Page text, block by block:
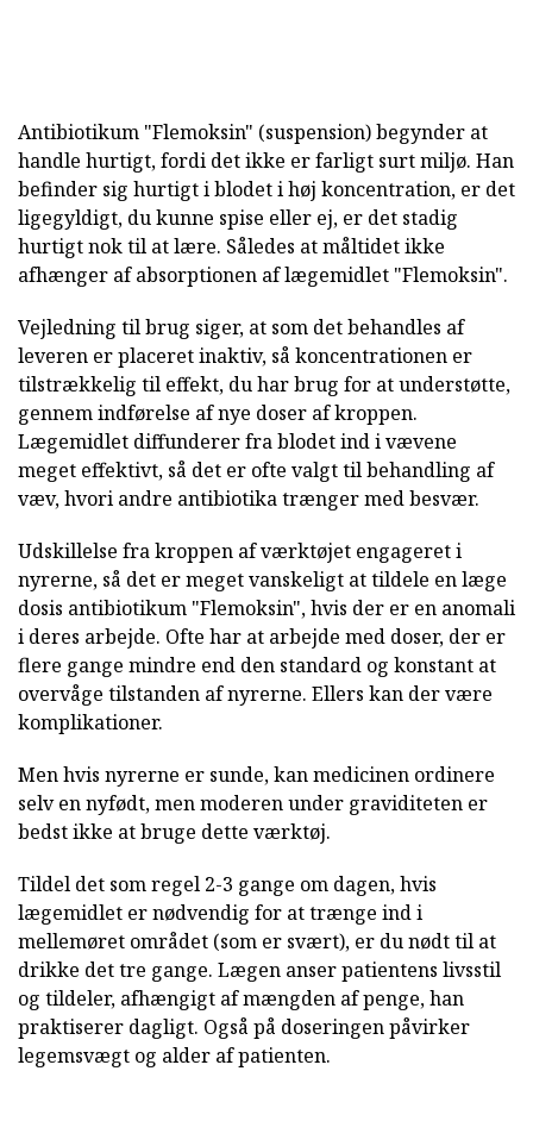
Antibiotikum "Flemoksin" (suspension) begynder at
handle hurtigt, fordi det ikke er farligt surt miljø. Han
befinder sig hurtigt i blodet i høj koncentration, er det
ligegyldigt, du kunne spise eller ej, er det stadig
hurtigt nok til at lære. Således at måltidet ikke
afhænger af absorptionen af lægemidlet "Flemoksin".
Vejledning til brug siger, at som det behandles af
leveren er placeret inaktiv, så koncentrationen er
tilstrækkelig til effekt, du har brug for at understøtte,
gennem indførelse af nye doser af kroppen.
Lægemidlet diffunderer fra blodet ind i vævene
meget effektivt, så det er ofte valgt til behandling af
væv, hvori andre antibiotika trænger med besvær.
Udskillelse fra kroppen af værktøjet engageret i
nyrerne, så det er meget vanskeligt at tildele en læge
dosis antibiotikum "Flemoksin", hvis der er en anomali
i deres arbejde. Ofte har at arbejde med doser, der er
flere gange mindre end den standard og konstant at
overvåge tilstanden af nyrerne. Ellers kan der være
komplikationer.
Men hvis nyrerne er sunde, kan medicinen ordinere
selv en nyfødt, men moderen under graviditeten er
bedst ikke at bruge dette værktøj.
Tildel det som regel 2-3 gange om dagen, hvis
lægemidlet er nødvendig for at trænge ind i
mellemøret området (som er svært), er du nødt til at
drikke det tre gange. Lægen anser patientens livsstil
og tildeler, afhængigt af mængden af penge, han
praktiserer dagligt. Også på doseringen påvirker
legemsvægt og alder af patienten.